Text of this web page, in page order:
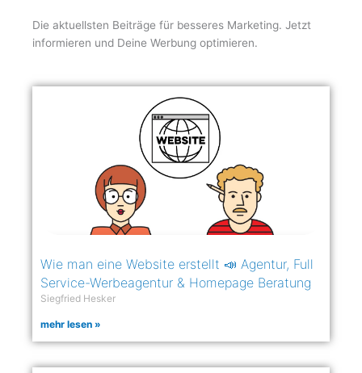
Die aktuellsten Beiträge für besseres Marketing. Jetzt
informieren und Deine Werbung optimieren.
Wie man eine Website erstellt 📣 Agentur, Full
Service-Werbeagentur & Homepage Beratung
Siegfried Hesker
mehr lesen »